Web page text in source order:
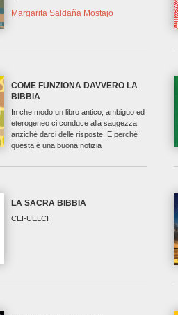
Margarita Saldaña Mostajo
COME FUNZIONA DAVVERO LA
BIBBIA
In che modo un libro antico, ambiguo ed
eterogeneo ci conduce alla saggezza
anziché darci delle risposte. E perché
questa è una buona notizia
LA SACRA BIBBIA
CEI-UELCI